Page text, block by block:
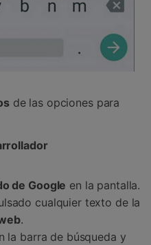
de las opciones para
de Google en la pantalla.
cualquier texto de la
.
la barra de búsqueda y